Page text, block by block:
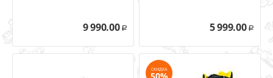
9 990.00 Р 5 999.00 Р
СКИДКА
50%